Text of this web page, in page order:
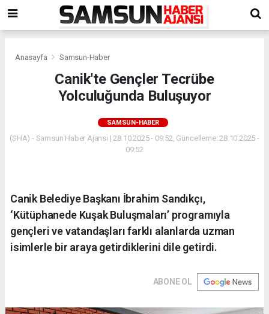
Anasayfa Samsun-Haber
Canik'te Gençler Tecrübe
Yolculuğunda Buluşuyor
SAMSUN-HABER
(SHA) - Samsun Haber Ajansı | 28.10.2025 - 09:52, Güncelleme: 28.10.2025 -
09:52
Canik Belediye Başkanı İbrahim Sandıkçı,
‘Kütüphanede Kuşak Buluşmaları’ programıyla
gençleri ve vatandaşları farklı alanlarda uzman
isimlerle bir araya getirdiklerini dile getirdi.
ABONE OL